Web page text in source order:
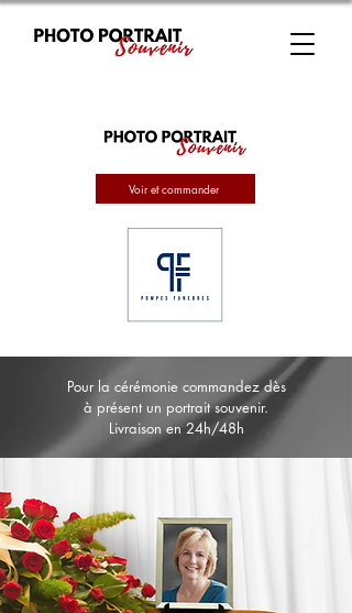
Voir et commander
Pour la cérémonie commandez dès
à présent un portrait souvenir.
Livraison en 24h/48h